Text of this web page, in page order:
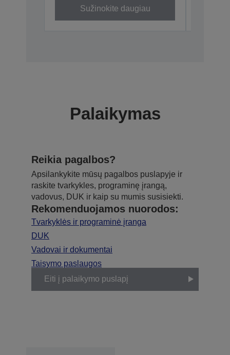
Sužinokite daugiau
Palaikymas
Reikia pagalbos?
Apsilankykite mūsų pagalbos puslapyje ir
raskite tvarkykles, programinę įrangą,
vadovus, DUK ir kaip su mumis susisiekti.
Rekomenduojamos nuorodos:
Tvarkyklės ir programinė įranga
DUK
Vadovai ir dokumentai
Taisymo paslaugos
Eiti į palaikymo puslapį